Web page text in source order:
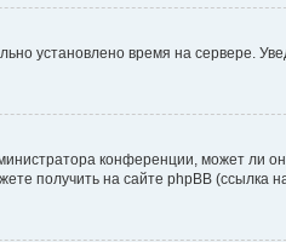
установлено время на сервере.
конференции, может ли
получить на сайте phpBB (ссылка